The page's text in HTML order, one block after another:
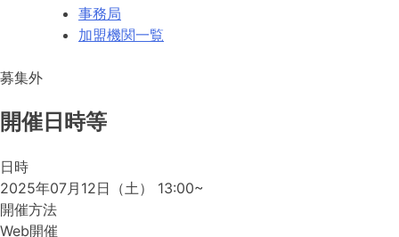
事務局
加盟機関一覧
募集外
開催日時等
日時
2025年07月12日（土）
13:00~
開催方法
Web開催